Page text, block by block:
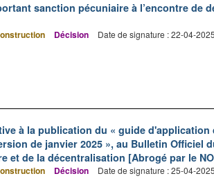
sanction pécuniaire à l’encontre de
Décision Date de signature : 22-04-2025
à la publication du « guide d'application
de janvier 2025 », au Bulletin Officiel
et de la décentralisation [Abrogé par le
Décision Date de signature : 25-04-2025